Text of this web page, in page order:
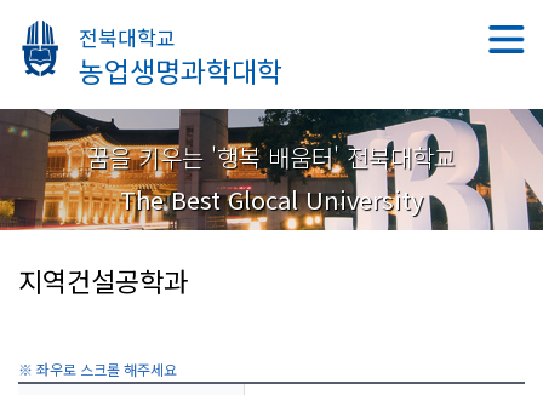
전북대학교
농업생명과학대학
꿈을 키우는 '행복 배움터' 전북대학교
The Best Glocal University
지역건설공학과